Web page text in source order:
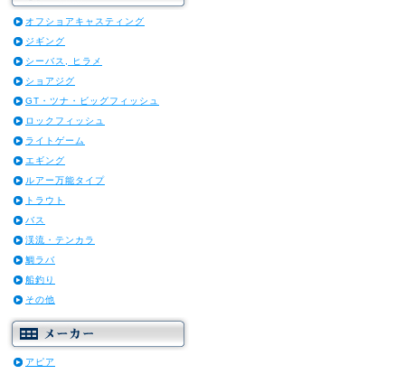
オフショアキャスティング
ジギング
シーバス, ヒラメ
ショアジグ
GT・ツナ・ビッグフィッシュ
ロックフィッシュ
ライトゲーム
エギング
ルアー万能タイプ
トラウト
バス
渓流・テンカラ
鯛ラバ
船釣り
その他
アピア